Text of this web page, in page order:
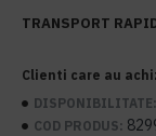
TRANSPORT
Clienti care au
DISPONIBILITATE:
COD PRODUS: